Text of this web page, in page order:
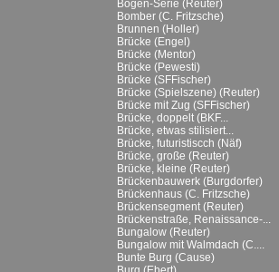
Bogen-Serie (Reuter)
Bomber (C. Fritzsche)
Brunnen (Holler)
Brücke (Engel)
Brücke (Mentor)
Brücke (Pewesti)
Brücke (SFFischer)
Brücke (Spielszene) (Reuter)
Brücke mit Zug (SFFischer)
Brücke, doppelt (BKF...
Brücke, etwas stilisiert...
Brücke, futuristiscch (Näf)
Brücke, große (Reuter)
Brücke, kleine (Reuter)
Brückenbauwerk (Burgdorfer)
Brückenhaus (C. Fritzsche)
Brückensegment (Reuter)
Brückenstraße, Renaissance-...
Bungalow (Reuter)
Bungalow mit Walmdach (C....
Bunte Burg (Cause)